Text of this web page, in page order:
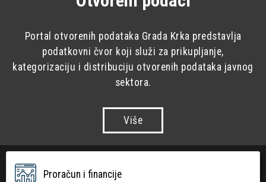
Portal otvorenih podataka Grada Krka predstavlja
podatkovni čvor koji služi za prikupljanje,
kategorizaciju i distribuciju otvorenih podataka javnog
sektora.
Više
Proračun i financije